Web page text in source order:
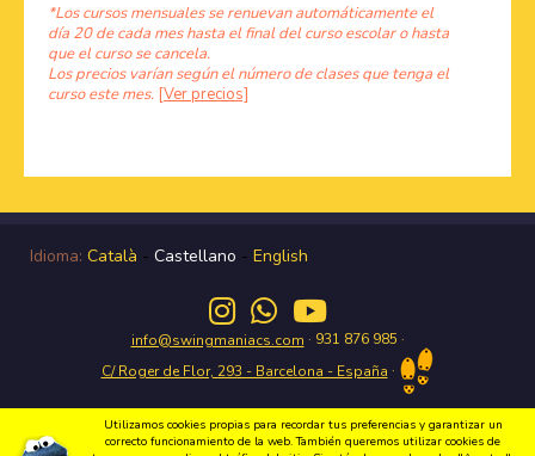
*Los cursos mensuales se renuevan automáticamente el
día 20 de cada mes hasta el final del curso escolar o hasta
que el curso se cancela.
Los precios varían según el número de clases que tenga el
curso este mes. [Ver precios]
Idioma: Català - Castellano - English
info@swingmaniacs.com · 931 876 985 ·
C/ Roger de Flor, 293 - Barcelona - España ·
Utilizamos cookies propias para recordar tus preferencias y garantizar un
correcto funcionamiento de la web. También queremos utilizar cookies de